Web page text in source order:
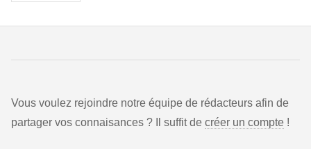
Vous voulez rejoindre notre équipe de rédacteurs afin de
partager vos connaisances ? Il suffit de créer un compte !